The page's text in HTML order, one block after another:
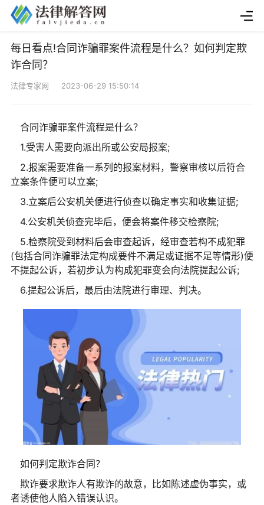
每日看点!合同诈骗罪案件流程是什么？如何判定欺
诈合同？
法律专家网 2023-06-29 15:50:14
合同诈骗罪案件流程是什么？
1.受害人需要向派出所或公安局报案;
2.报案需要准备一系列的报案材料，警察审核以后符合
立案条件便可以立案;
3.立案后公安机关便进行侦查以确定事实和收集证据;
4.公安机关侦查完毕后，便会将案件移交检察院;
5.检察院受到材料后会审查起诉，经审查若构不成犯罪
(包括合同诈骗罪法定构成要件不满足或证据不足等情形)便
不提起公诉，若初步认为构成犯罪变会向法院提起公诉;
6.提起公诉后，最后由法院进行审理、判决。
如何判定欺诈合同？
欺诈要求欺诈人有欺诈的故意，比如陈述虚伪事实，或
者诱使他人陷入错误认识。